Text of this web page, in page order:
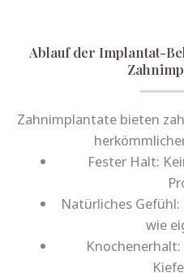
Ablauf der Implantat-
Zahnimplantate bieten
Fester Halt:
Natürliches
wie